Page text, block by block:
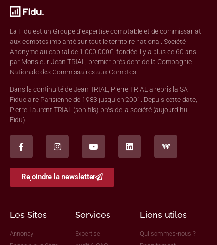
La Fidu est un Groupe d’expertise comptable et de commissariat
aux comptes implanté sur tout le territoire national. Société
Anonyme au capital de 1,000,000€, fondée il y a plus de 60 ans
par Monsieur Jean TRIAL, premier président de la Compagnie
Nationale des Commissaires aux Comptes.
Dans la continuité de Jean TRIAL, Pierre TRIAL a repris la SA
Fiduciaire Parisienne de 1983 jusqu’en 2001. Depuis cette date,
Pierre-Laurent TRIAL (son fils) préside la société (aujourd’hui
Fidu).
Rejoindre la newsletter
Les Sites
Annonay
Services
Expertise
Liens utiles
Qui sommes-nous ?